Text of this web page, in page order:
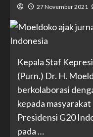
27 November 2021
Kepala Staf
(Purn.) Dr. H.
berkolaborasi
kepada
Presidensi G20
pada …